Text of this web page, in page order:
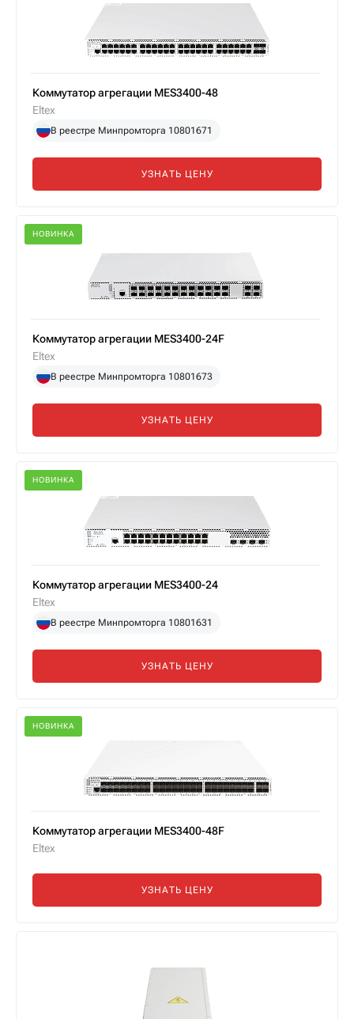
Коммутатор агрегации MES3400-48
Eltex
В реестре Минпромторга 10801671
УЗНАТЬ ЦЕНУ
НОВИНКА
Коммутатор агрегации MES3400-24F
Eltex
В реестре Минпромторга 10801673
УЗНАТЬ ЦЕНУ
НОВИНКА
Коммутатор агрегации MES3400-24
Eltex
В реестре Минпромторга 10801631
УЗНАТЬ ЦЕНУ
НОВИНКА
Коммутатор агрегации MES3400-48F
Eltex
УЗНАТЬ ЦЕНУ